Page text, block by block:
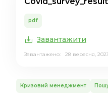
pdf
Завантажити
Завантажено: 28 вересня,
Кризовий менеджмент